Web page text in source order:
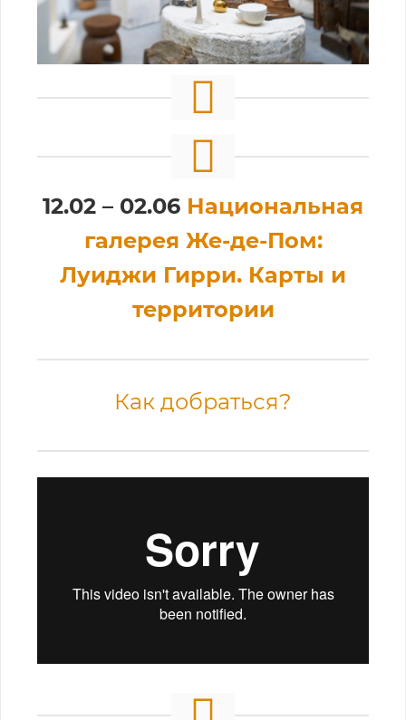
12.02 – 02.06 Национальная
галерея Же-де-Пом:
Луиджи Гирри. Карты и
территории
Как добраться?